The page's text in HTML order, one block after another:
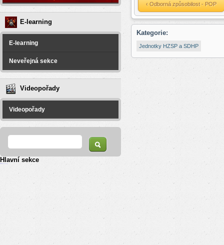
E-learning
E-learning
Neveřejná sekce
Videopořady
Videopořady
‹ Odborná způsobilost - POP
Kategorie:
Jednotky HZSP a SDHP
Hlavní sekce